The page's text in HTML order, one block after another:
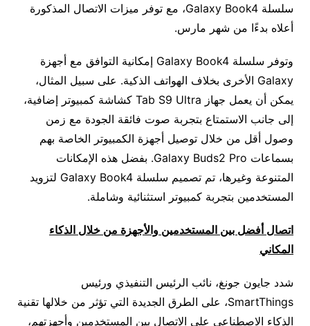
سلسلة Galaxy Book4، مع توفر ميزات الاتصال المذكورة
أعلاه بدءًا من شهر مارس.
وتوفر سلسلة Galaxy Book4 إمكانية التوافق مع أجهزة
Galaxy الأخرى بخلاف الهواتف الذكية. على سبيل المثال،
يمكن أن يعمل جهاز Tab S9 Ultra كشاشة كمبيوتر إضافية،
إلى جانب الاستمتاع بتجربة صوت فائقة الجودة مع زمن
وصول أقل من خلال توصيل أجهزة الكمبيوتر الخاصة بهم
بسماعات Galaxy Buds2 Pro. بفضل هذه الإمكانات
المتنوعة وغيرها، تم تصميم سلسلة Galaxy Book4 لتزويد
المستخدمين بتجربة كمبيوتر استثنائية وشاملة.
اتصال أفضل بين المستخدمين والأجهزة من خلال الذكاء
المكاني
شدد جايون جونغ، نائب الرئيس التنفيذي ورئيس
SmartThings، على الطرق الجديدة التي تؤثر من خلالها تقنية
الذكاء الاصطناعي على الاتصال بين المستخدمين وأجهزتهم،